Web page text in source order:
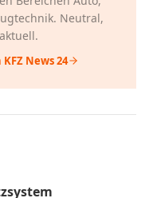
Neutral,
News 24